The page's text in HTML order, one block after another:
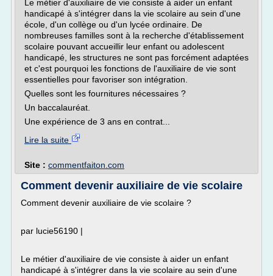
Le métier d'auxiliaire de vie consiste à aider un enfant
handicapé à s'intégrer dans la vie scolaire au sein d'une
école, d'un collège ou d'un lycée ordinaire. De
nombreuses familles sont à la recherche d'établissement
scolaire pouvant accueillir leur enfant ou adolescent
handicapé, les structures ne sont pas forcément adaptées
et c'est pourquoi les fonctions de l'auxiliaire de vie sont
essentielles pour favoriser son intégration.
Quelles sont les fournitures nécessaires ?
Un baccalauréat.
Une expérience de 3 ans en contrat...
Lire la suite
Site : commentfaiton.com
Comment devenir auxiliaire de vie scolaire
Comment devenir auxiliaire de vie scolaire ?
par lucie56190 |
Le métier d'auxiliaire de vie consiste à aider un enfant
handicapé à s'intégrer dans la vie scolaire au sein d'une